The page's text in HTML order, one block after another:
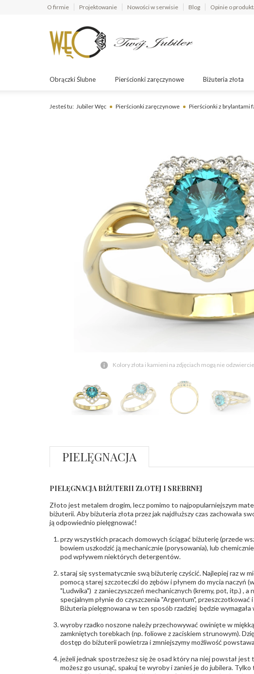
O firmie Projektowanie Nowości w serwisie Blog Opinie o
Obrączki Ślubne Pierścionki zaręczynowe Biżuteria złota
Jesteś tu: Jubiler Węc Pierścionki zaręczynowe Pierścionki z brylantami
Kolory złota i kamieni na zdjęciach mogą nie
PIELĘGNACJA
PIELĘGNACJA BIŻUTERII ZŁOTEJ I SREBRNEJ
Złoto jest metalem drogim, lecz pomimo to najpopularniejszym
biżuterii. Aby biżuteria złota przez jak najdłuższy czas zachowała
ją odpowiednio pielęgnować!
przy wszystkich pracach domowych ściągać biżuterię (przede
bowiem uszkodzić ją mechanicznie (porysowania), lub
pod wpływem niektórych detergentów.
staraj się systematycznie swą biżuterię czyścić. Najlepiej raz w
pomocą starej szczoteczki do zębów i płynem do mycia naczyń
"Ludwika") z zanieczyszczeń mechanicznych (kremy, pot, itp.) , a
specjalnym płynie do czyszczenia "Argentum", przeszczotkować
Biżuteria pielęgnowana w ten sposób rzadziej będzie wymagała
wyroby rzadko noszone należy przechowywać owinięte w
zamkniętych torebkach (np. foliowe z zaciskiem strunowym).
dostęp do biżuterii powietrza i zmniejszymy możliwość
jeżeli jednak spostrzeżesz się że osad który na niej powstał jest
możesz go usunąć, spakuj te wyroby i zanieś je do jubilera. Tylko